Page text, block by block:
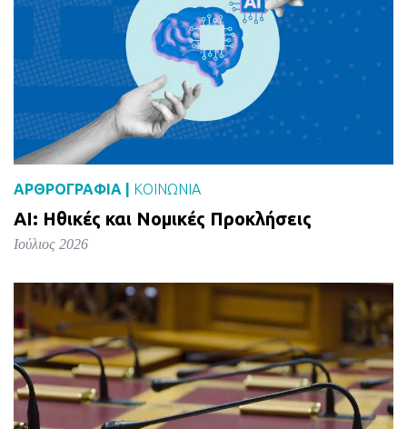
ΑΡΘΡΟΓΡΑΦΙΑ | ΚΟΙΝΩΝΙΑ
AI: Ηθικές και Νομικές Προκλήσεις
Ιούλιος 2026